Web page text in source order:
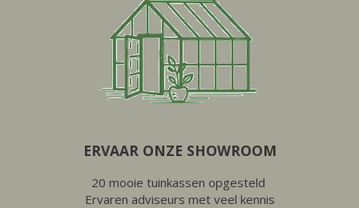
ERVAAR ONZE SHOWROOM
20 mooie tuinkassen opgesteld
Ervaren adviseurs met veel kennis